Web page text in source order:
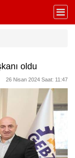
oldu
26 Nisan 2024 Saat: 11:47